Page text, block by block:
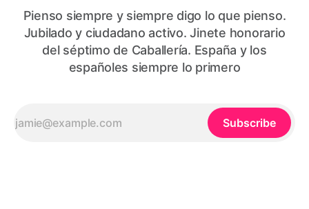
Pienso siempre y siempre digo lo que pienso.
Jubilado y ciudadano activo. Jinete honorario
del séptimo de Caballería. España y los
españoles siempre lo primero
Subscribe